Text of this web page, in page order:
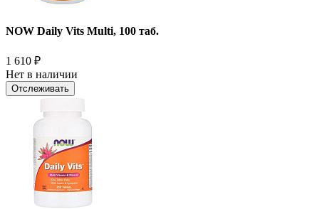
NOW Daily Vits Multi, 100 таб.
1 610 ₽
Нет в наличии
Отслеживать